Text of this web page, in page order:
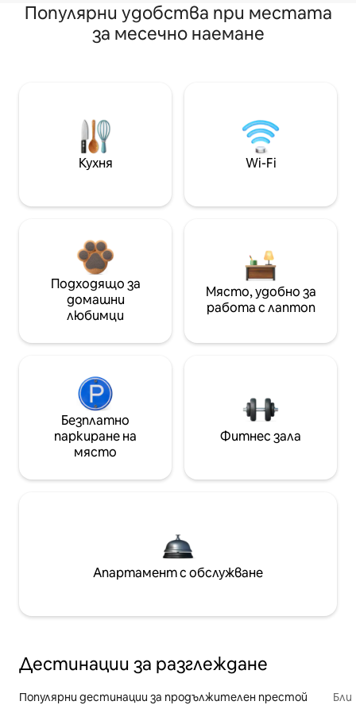
Популярни удобства при местата
за месечно наемане
Кухня Wi-Fi
Подходящо за
домашни
любимци
Място, удобно за
работа с лаптоп
Безплатно
паркиране на
място
Фитнес зала
Апартамент с обслужване
Дестинации за разглеждане
Популярни дестинации за продължителен престой